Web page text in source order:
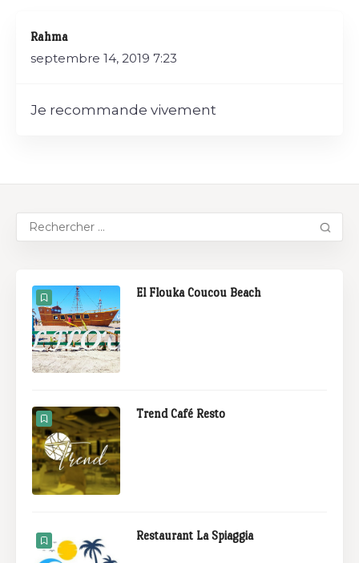
Rahma
septembre 14, 2019 7:23
Je recommande vivement
El Flouka Coucou Beach
Trend Café Resto
Restaurant La Spiaggia